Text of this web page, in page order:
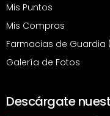
Mis Puntos
Mis Compras
Farmacias de Guardia
Galería de Fotos
Descárgate